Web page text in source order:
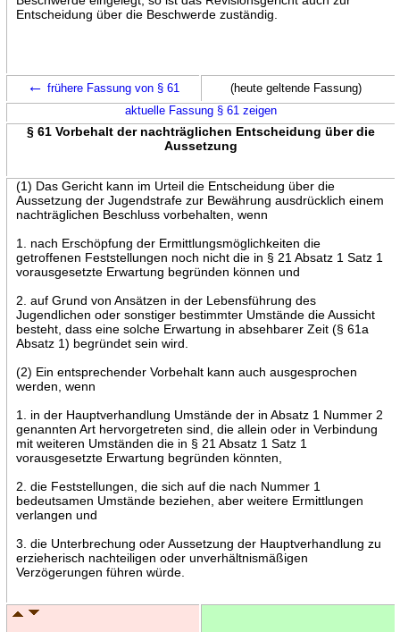
Entscheidung über die Beschwerde zuständig.
← frühere Fassung von § 61
(heute geltende Fassung)
aktuelle Fassung § 61 zeigen
§ 61 Vorbehalt der nachträglichen Entscheidung über die
Aussetzung
(1) Das Gericht kann im Urteil die Entscheidung über die
Aussetzung der Jugendstrafe zur Bewährung ausdrücklich einem
nachträglichen Beschluss vorbehalten, wenn
1. nach Erschöpfung der Ermittlungsmöglichkeiten die
getroffenen Feststellungen noch nicht die in § 21 Absatz 1 Satz 1
vorausgesetzte Erwartung begründen können und
2. auf Grund von Ansätzen in der Lebensführung des
Jugendlichen oder sonstiger bestimmter Umstände die Aussicht
besteht, dass eine solche Erwartung in absehbarer Zeit (§ 61a
Absatz 1) begründet sein wird.
(2) Ein entsprechender Vorbehalt kann auch ausgesprochen
werden, wenn
1. in der Hauptverhandlung Umstände der in Absatz 1 Nummer 2
genannten Art hervorgetreten sind, die allein oder in Verbindung
mit weiteren Umständen die in § 21 Absatz 1 Satz 1
vorausgesetzte Erwartung begründen könnten,
2. die Feststellungen, die sich auf die nach Nummer 1
bedeutsamen Umstände beziehen, aber weitere Ermittlungen
verlangen und
3. die Unterbrechung oder Aussetzung der Hauptverhandlung zu
erzieherisch nachteiligen oder unverhältnismäßigen
Verzögerungen führen würde.